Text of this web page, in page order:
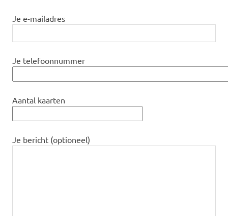
Je e-mailadres
Je telefoonnummer
Aantal kaarten
Je bericht (optioneel)